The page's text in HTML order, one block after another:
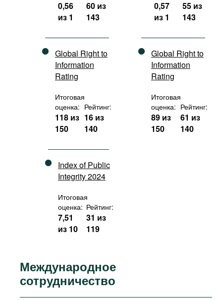
0,56
из 1
60 из
143
Global Right to
Information
Rating
Итоговая
оценка:
118 из
150
Рейтинг:
16 из
140
Index of Public
Integrity 2024
Итоговая
оценка:
7,51
из 10
Рейтинг:
31 из
119
0,57
из 1
55 из
143
Global Right to
Information
Rating
Итоговая
оценка:
89 из
150
Рейтинг:
61 из
140
Международное
сотрудничество